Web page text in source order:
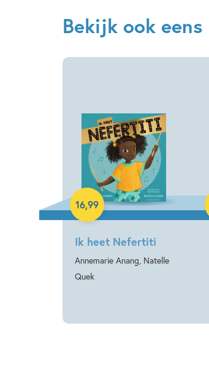
Bekijk ook eens
Ik heet Nefertiti
Annemarie Anang, Natelle
Quek
16,99
Hardcover